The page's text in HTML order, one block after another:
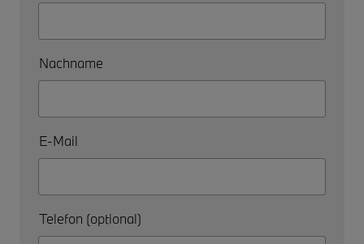
Nachname
E-Mail
Telefon (optional)